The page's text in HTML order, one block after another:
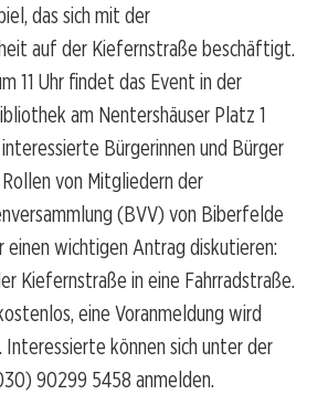
das sich mit der
auf der Kiefernstraße beschäftigt.
11 Uhr findet das Event in der
am Nentershäuser Platz 1
Bürgerinnen und Bürger
von Mitgliedern der
(BVV) von Biberfelde
einen wichtigen Antrag diskutieren:
Kiefernstraße in eine Fahrradstraße.
eine Voranmeldung wird
können sich unter der
90299 5458 anmelden.